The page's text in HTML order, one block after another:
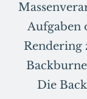
Aufgaben
Rendering
Die